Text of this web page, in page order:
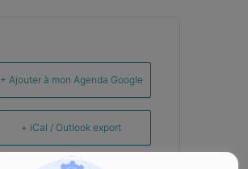
+ Ajouter à mon Agenda Google
+ iCal / Outlook export